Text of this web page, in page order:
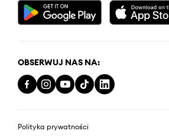
OBSERWUJ NAS NA:
Polityka prywatności